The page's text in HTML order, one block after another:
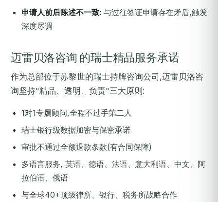
申请人前后陈述不一致: 与过往签证申请存在矛盾,触发
深度尽调
迈雷贝洛咨询 的瑞士精品服务承诺
作为总部位于苏黎世的瑞士持牌咨询公司,迈雷贝洛咨
询坚持"精品、透明、负责"三大原则:
1对1专属顾问,全程不过手第二人
瑞士银行级数据加密与保密承诺
审批不通过全额退款条款(有合同保障)
多语言服务, 英语、德语、法语、意大利语、中文、阿
拉伯语、俄语
与全球40+顶级律所、银行、税务所战略合作